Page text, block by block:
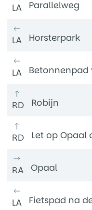
LA Parallelweg
LA Horsterpark
LA
RD Robijn
RD Let op Opaal
RA Opaal
LA Fietspad na